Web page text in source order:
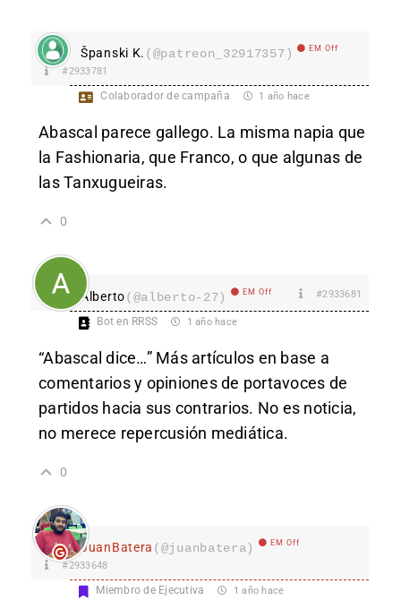
Španski K. (@patreon_32917357) EM Off
#2933781
Colaborador de campaña 1 año hace
Abascal parece gallego. La misma napia que
la Fashionaria, que Franco, o que algunas de
las Tanxugueiras.
0
Alberto(@alberto-27) EM Off #2933681
Bot en RRSS 1 año hace
“Abascal dice…” Más artículos en base a
comentarios y opiniones de portavoces de
partidos hacia sus contrarios. No es noticia,
no merece repercusión mediática.
0
JuanBatera (@juanbatera) EM Off
#2933648
Miembro de Ejecutiva 1 año hace